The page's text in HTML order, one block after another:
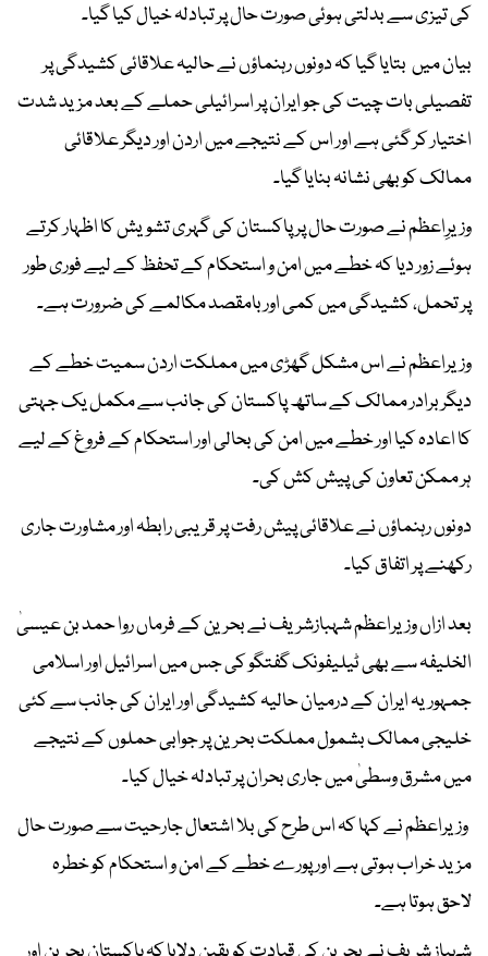
کی تیزی سے بدلتی ہوئی صورت حال پر تبادلہ خیال کیا گیا۔
بیان میں بتایا گیا کہ دونوں رہنماؤں نے حالیہ علاقائی کشیدگی پر
تفصیلی بات چیت کی جو ایران پر اسرائیلی حملے کے بعد مزید شدت
اختیار کر گئی ہے اور اس کے نتیجے میں اردن اور دیگر علاقائی
ممالک کو بھی نشانہ بنایا گیا۔
وزیرِاعظم نے صورت حال پر پاکستان کی گہری تشویش کا اظہار کرتے
ہوئے زور دیا کہ خطے میں امن و استحکام کے تحفظ کے لیے فوری طور
پر تحمل، کشیدگی میں کمی اور بامقصد مکالمے کی ضرورت ہے۔
وزیراعظم نے اس مشکل گھڑی میں مملکت اردن سمیت خطے کے
دیگر برادر ممالک کے ساتھ پاکستان کی جانب سے مکمل یک جہتی
کا اعادہ کیا اور خطے میں امن کی بحالی اور استحکام کے فروغ کے لیے
ہر ممکن تعاون کی پیش کش کی۔
دونوں رہنماؤں نے علاقائی پیش رفت پر قریبی رابطہ اور مشاورت جاری
رکھنے پر اتفاق کیا۔
بعد ازاں وزیراعظم شہبازشریف نے بحرین کے فرماں روا حمد بن عیسیٰ
الخلیفہ سے بھی ٹیلیفونک گفتگو کی جس میں اسرائیل اور اسلامی
جمہوریہ ایران کے درمیان حالیہ کشیدگی اور ایران کی جانب سے کئی
خلیجی ممالک بشمول مملکت بحرین پر جوابی حملوں کے نتیجے
میں مشرق وسطیٰ میں جاری بحران پر تبادلہ خیال کیا۔
وزیراعظم نے کہا کہ اس طرح کی بلا اشتعال جارحیت سے صورت حال
مزید خراب ہوتی ہے اور پورے خطے کے امن و استحکام کو خطرہ
لاحق ہوتا ہے۔